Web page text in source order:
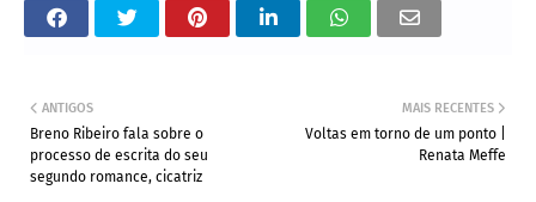
MAIS RECENTES
Voltas em torno de um ponto |
Renata Meffe
ANTIGOS
Breno Ribeiro fala sobre o
processo de escrita do seu
segundo romance, cicatriz